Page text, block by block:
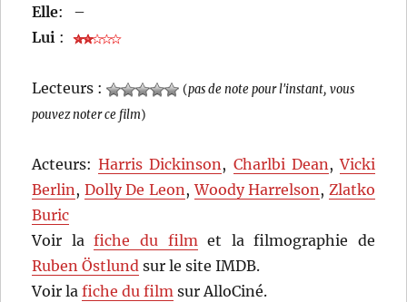
Elle:
–
Lui :
Lecteurs : (pas de note pour l'instant, vous
pouvez noter ce film)
Acteurs:Harris Dickinson, Charlbi Dean,Vicki
Berlin, Dolly De Leon,Woody Harrelson, Zlatko
Buric
Voir lafiche du filmet la filmographie de
Ruben Östlund sur le site IMDB.
Voir lafiche du film sur AlloCiné.